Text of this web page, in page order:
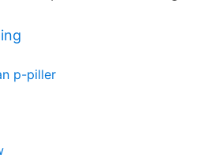
p-piller